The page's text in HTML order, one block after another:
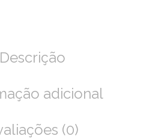
Descrição
adicional
(0)